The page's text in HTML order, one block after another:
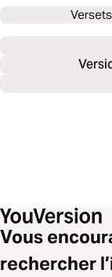
Vous
rechercher